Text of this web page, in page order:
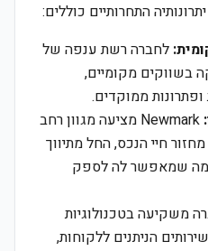
התחרותיים כוללים:
לחברה רשת ענפה של
בשווקים מקומיים,
ממוקדים.
Newmark מציעה מגוון רחב
חיי הנכס, החל מתיווך
מה שמאפשר לה לספק
משקיעה בטכנולוגיות
הניתנים ללקוחות,